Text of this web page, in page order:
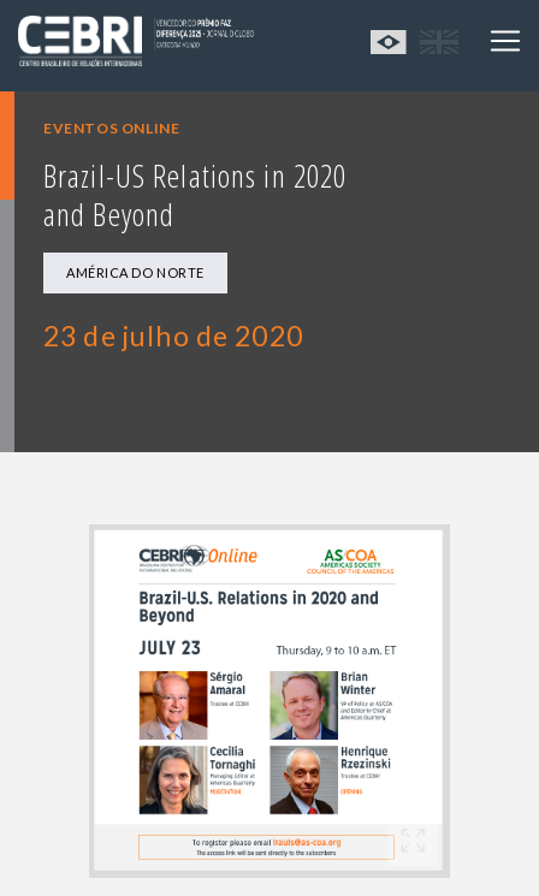
EVENTOS ONLINE
Brazil-US Relations in 2020
and Beyond
AMÉRICA DO NORTE
23 de julho de 2020